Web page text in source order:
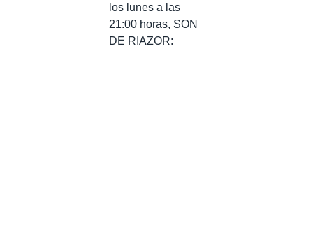
los lunes a las
21:00 horas, SON
DE RIAZOR: